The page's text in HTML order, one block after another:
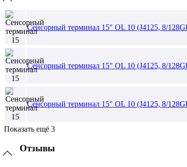
Сенсорный терминал 15" OL 10 (J4125, 8/
Сенсорный терминал 15" OL 10 (J4125, 8/
Сенсорный терминал 15" OL 10 (J4125, 8/
Показать ещё 3
Отзывы